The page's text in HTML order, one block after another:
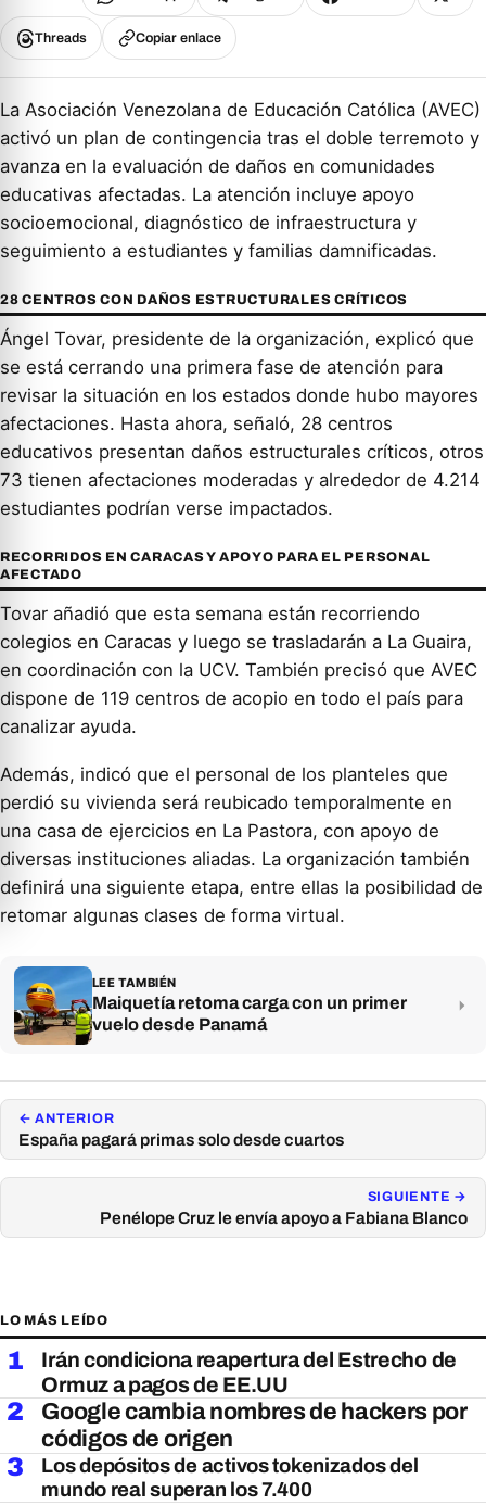
Threads Copiar enlace
La Asociación Venezolana de Educación Católica (AVEC)
activó un plan de contingencia tras el doble terremoto y
avanza en la evaluación de daños en comunidades
educativas afectadas. La atención incluye apoyo
socioemocional, diagnóstico de infraestructura y
seguimiento a estudiantes y familias damnificadas.
28 CENTROS CON DAÑOS ESTRUCTURALES CRÍTICOS
Ángel Tovar, presidente de la organización, explicó que
se está cerrando una primera fase de atención para
revisar la situación en los estados donde hubo mayores
afectaciones. Hasta ahora, señaló, 28 centros
educativos presentan daños estructurales críticos, otros
73 tienen afectaciones moderadas y alrededor de 4.214
estudiantes podrían verse impactados.
RECORRIDOS EN CARACAS Y APOYO PARA EL PERSONAL
AFECTADO
Tovar añadió que esta semana están recorriendo
colegios en Caracas y luego se trasladarán a La Guaira,
en coordinación con la UCV. También precisó que AVEC
dispone de 119 centros de acopio en todo el país para
canalizar ayuda.
Además, indicó que el personal de los planteles que
perdió su vivienda será reubicado temporalmente en
una casa de ejercicios en La Pastora, con apoyo de
diversas instituciones aliadas. La organización también
definirá una siguiente etapa, entre ellas la posibilidad de
retomar algunas clases de forma virtual.
LEE TAMBIÉN
Maiquetía retoma carga con un primer
vuelo desde Panamá
← ANTERIOR
España pagará primas solo desde cuartos
SIGUIENTE →
Penélope Cruz le envía apoyo a Fabiana Blanco
LO MÁS LEÍDO
1
Irán condiciona reapertura del Estrecho de
Ormuz a pagos de EE.UU
2
Google cambia nombres de hackers por
códigos de origen
3
Los depósitos de activos tokenizados del
mundo real superan los 7.400